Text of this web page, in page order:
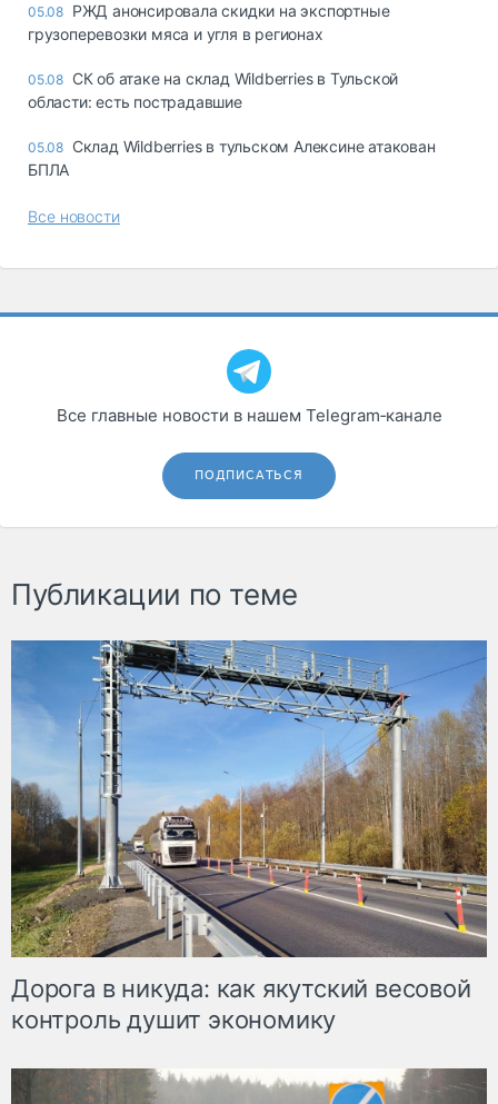
05.08 РЖД анонсировала скидки на экспортные
грузоперевозки мяса и угля в регионах
05.08 СК об атаке на склад Wildberries в Тульской
области: есть пострадавшие
05.08 Склад Wildberries в тульском Алексине атакован
БПЛА
Все новости
Все главные новости в нашем Telegram‑канале
ПОДПИСАТЬСЯ
Публикации по теме
Дорога в никуда: как якутский весовой
контроль душит экономику